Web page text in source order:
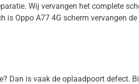
Wij vervangen het complete
is Oppo A77 4G scherm vervangen
Dan is vaak de oplaadpoort defect.